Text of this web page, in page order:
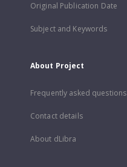
Original Publication Date
Subject and Keywords
About Project
Frequently asked questions
Contact details
About dLibra